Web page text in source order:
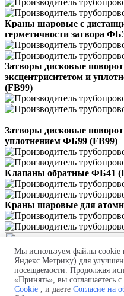
Краны шаровые с
герметичноcти затвора
Затворы дисковые
эксцентриситетом и
(FB99)
Затворы дисковые
уплотнением ФБ99 (FB99)
Клапаны обратные ФБ41
Краны шаровые для
Политика обработки
Согласие на обработку
Мы используем файлы cookie
Яндекс.Метрику) для
посещаемости. Продолжая
«Принять», вы соглашаетесь с
Cookie , и даете Согласие на